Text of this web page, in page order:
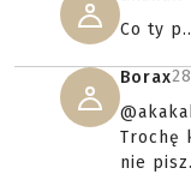
Co ty
Borax
Trochę
nie pisz.